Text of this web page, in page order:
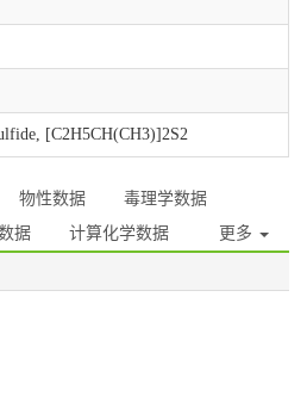
[C2H5CH(CH3)]2S2
物性数据
毒理学数据
据 计算化学数据 更多